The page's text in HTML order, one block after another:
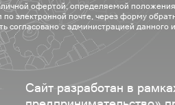
офертой, определяемой
электронной почте, через форму
с администрацией данного
Сайт разработан в